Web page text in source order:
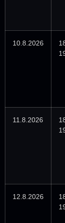
10.8.2026
11.8.2026
12.8.2026